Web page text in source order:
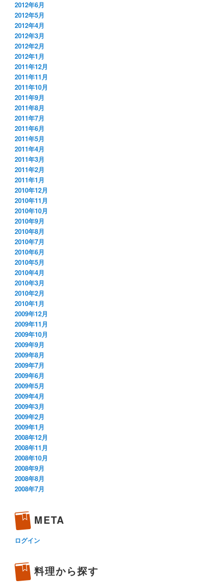
2012年6月
2012年5月
2012年4月
2012年3月
2012年2月
2012年1月
2011年12月
2011年11月
2011年10月
2011年9月
2011年8月
2011年7月
2011年6月
2011年5月
2011年4月
2011年3月
2011年2月
2011年1月
2010年12月
2010年11月
2010年10月
2010年9月
2010年8月
2010年7月
2010年6月
2010年5月
2010年4月
2010年3月
2010年2月
2010年1月
2009年12月
2009年11月
2009年10月
2009年9月
2009年8月
2009年7月
2009年6月
2009年5月
2009年4月
2009年3月
2009年2月
2009年1月
2008年12月
2008年11月
2008年10月
2008年9月
2008年8月
2008年7月
META
ログイン
料理から探す